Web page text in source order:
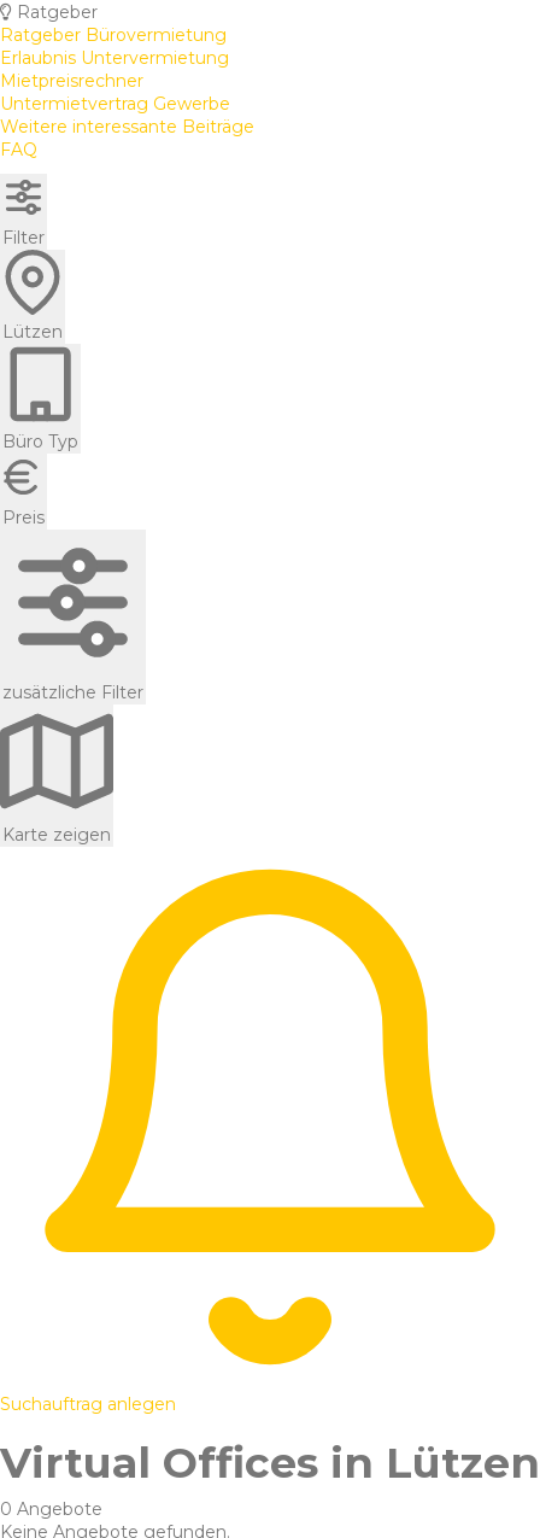
Ratgeber
Ratgeber Bürovermietung
Erlaubnis Untervermietung
Mietpreisrechner
Untermietvertrag Gewerbe
Weitere interessante Beiträge
FAQ
Filter
Lützen
Büro Typ
Preis
zusätzliche Filter
Karte zeigen
Suchauftrag anlegen
Virtual Offices in Lützen
0 Angebote
Keine Angebote gefunden.